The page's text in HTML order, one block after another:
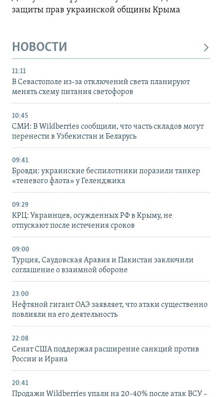
защиты прав украинской общины Крыма
НОВОСТИ
11:11
В Севастополе из-за отключений света планируют
менять схему питания светофоров
10:45
СМИ: В Wildberries сообщили, что часть складов могут
перенести в Узбекистан и Беларусь
09:41
Бровди: украинские беспилотники поразили танкер
«теневого флота» у Геленджика
09:29
КРЦ: Украинцев, осужденных РФ в Крыму, не
отпускают после истечения сроков
09:00
Турция, Саудовская Аравия и Пакистан заключили
соглашение о взаимной обороне
23:00
Нефтяной гигант ОАЭ заявляет, что атаки существенно
повлияли на его деятельность
22:08
Сенат США поддержал расширение санкций против
России и Ирана
20:41
Продажи Wildberries упали на 20-40% после атак ВСУ –